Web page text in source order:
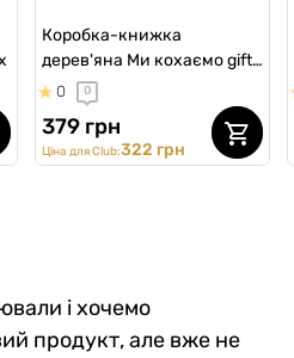
Коробка-книжка
дерев'яна Ми кохаємо gift
box
0 0
379 грн
Ціна для Club:322 грн
і хочемо
продукт, але вже не